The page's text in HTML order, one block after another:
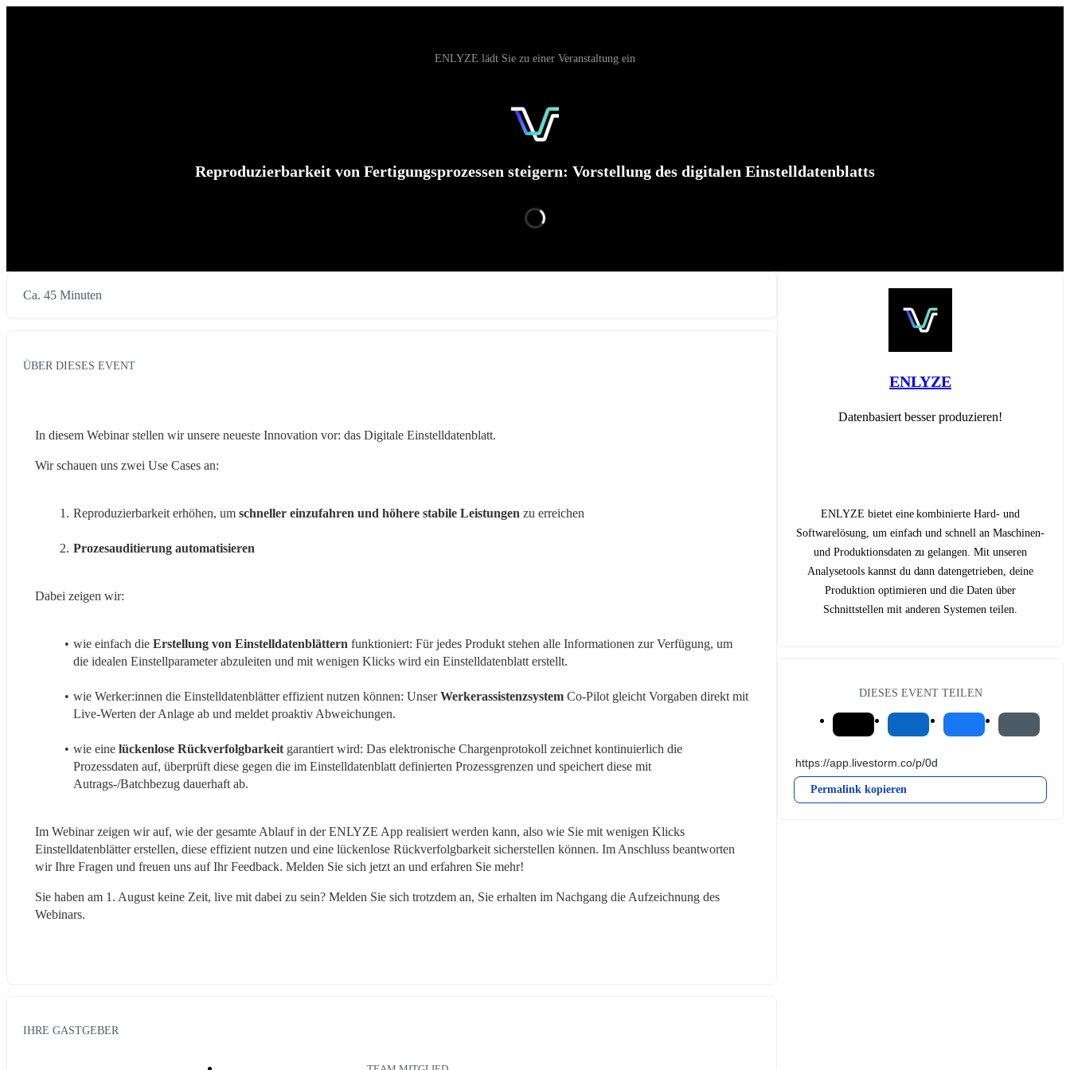
ENLYZE‬ lädt Sie zu einer Veranstaltung ein
Reproduzierbarkeit von Fertigungsprozessen steigern: Vorstellung des digitalen Einstelldatenblatts
Ca. 45 Minuten
ÜBER DIESES EVENT
In diesem Webinar stellen wir unsere neueste Innovation vor: das Digitale Einstelldatenblatt.
Wir schauen uns zwei Use Cases an:
Reproduzierbarkeit erhöhen, um schneller einzufahren und höhere stabile Leistungen zu erreichen
Prozesauditierung automatisieren
Dabei zeigen wir:
wie einfach die Erstellung von Einstelldatenblättern funktioniert: Für jedes Produkt stehen alle Informationen zur Verfügung, um
die idealen Einstellparameter abzuleiten und mit wenigen Klicks wird ein Einstelldatenblatt erstellt.
wie Werker:innen die Einstelldatenblätter effizient nutzen können: Unser Werkerassistenzsystem Co-Pilot gleicht Vorgaben direkt mit
Live-Werten der Anlage ab und meldet proaktiv Abweichungen.
wie eine lückenlose Rückverfolgbarkeit garantiert wird: Das elektronische Chargenprotokoll zeichnet kontinuierlich die
Prozessdaten auf, überprüft diese gegen die im Einstelldatenblatt definierten Prozessgrenzen und speichert diese mit
Autrags-/Batchbezug dauerhaft ab.
Im Webinar zeigen wir auf, wie der gesamte Ablauf in der ENLYZE App realisiert werden kann, also wie Sie mit wenigen Klicks
Einstelldatenblätter erstellen, diese effizient nutzen und eine lückenlose Rückverfolgbarkeit sicherstellen können. Im Anschluss beantworten
wir Ihre Fragen und freuen uns auf Ihr Feedback. Melden Sie sich jetzt an und erfahren Sie mehr!
Sie haben am 1. August keine Zeit, live mit dabei zu sein? Melden Sie sich trotzdem an, Sie erhalten im Nachgang die Aufzeichnung des
Webinars.
IHRE GASTGEBER
ENLYZE
Datenbasiert besser produzieren!
ENLYZE bietet eine kombinierte Hard- und
Softwarelösung, um einfach und schnell an Maschinen-
und Produktionsdaten zu gelangen. Mit unseren
Analysetools kannst du dann datengetrieben, deine
Produktion optimieren und die Daten über
Schnittstellen mit anderen Systemen teilen.
DIESES EVENT TEILEN
Permalink kopieren